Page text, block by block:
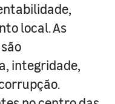
local. As
integridade,